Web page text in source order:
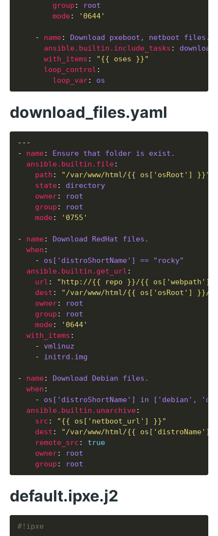
group :
root
mode: '0644'
    -
name: Download pxeboot, netboot files.
ansible.builtin.include_tasks :
with_items :
"{{ oses }}"
loop_control
loop_var: os
download_files.yaml
- name: Ensure that folder is exist.
ansible.builtin.file
path :
"/var/www/html/{{ os['osRoot'] }}"
state: directory
owner:
root
group :
root
mode: '0755'
- name: Download RedHat files.
when
    -
os['distroShortName'] == "rocky"
ansible.builtin.get_url
url :
"http://{{ repo }}/{{ os['webpath']
dest :
"/var/www/html/{{ os['osRoot'] }}/
owner:
root
group :
root
mode:
'0644'
with_items
    -
vmlinuz
    -
initrd.img
- name: Download Debian files.
when
    -
os['distroShortName'] in ['debian',
ansible.builtin.unarchive
src :
"{{ os['netboot_url'] }}"
dest :
"/var/www/html/{{
remote_src : true
owner:
root
group : root
default.ipxe.j2